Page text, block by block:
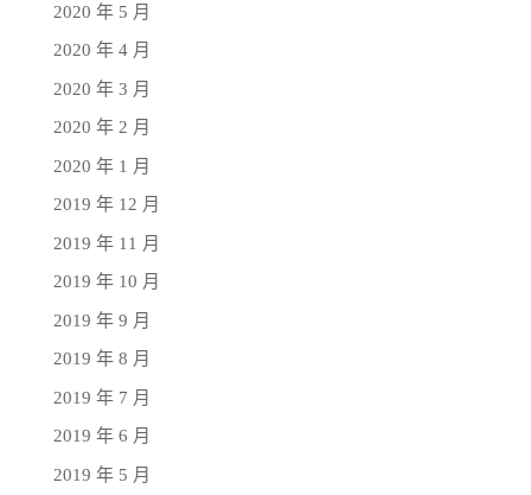
2020 年 5 月
2020 年 4 月
2020 年 3 月
2020 年 2 月
2020 年 1 月
2019 年 12 月
2019 年 11 月
2019 年 10 月
2019 年 9 月
2019 年 8 月
2019 年 7 月
2019 年 6 月
2019 年 5 月